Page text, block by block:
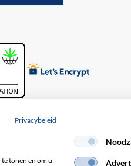
Privacybeleid
tonen en om u